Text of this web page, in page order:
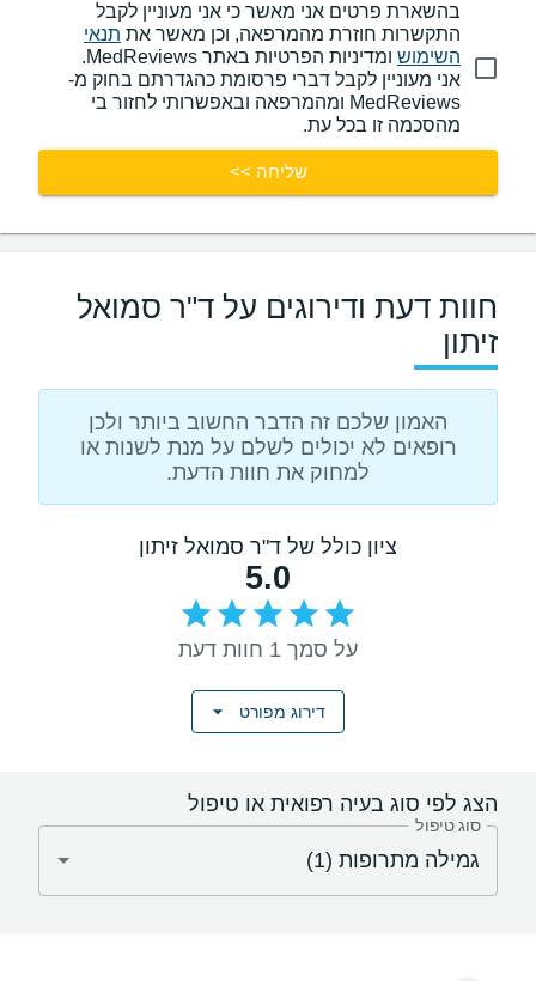
בהשארת פרטים אני מאשר כי אני מעוניין לקבל
התקשרות חוזרת מהמרפאה, וכן מאשר את תנאי
השימוש
ומדיניות הפרטיות באתר MedReviews.
אני מעוניין לקבל דברי פרסומת כהגדרתם בחוק מ-
MedReviews ומהמרפאה ובאפשרותי לחזור בי
מהסכמה זו בכל עת.
שליחה >>
חוות דעת ודירוגים על ד"ר סמואל
זיתון
האמון שלכם זה הדבר החשוב ביותר ולכן
רופאים לא יכולים לשלם על מנת לשנות או
למחוק את חוות הדעת.
ציון כולל של ד"ר סמואל זיתון
5.0
על סמך 1 חוות דעת
דירוג מפורט
הצג לפי סוג בעיה רפואית או טיפול
סוג טיפול